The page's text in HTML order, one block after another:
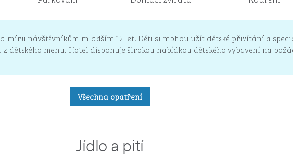
míru návštěvníkům mladším 12 let. Děti si mohou užít dětské přivítání a
dětského menu. Hotel disponuje širokou nabídkou dětského vybavení na
Všechna opatření
Jídlo a pití